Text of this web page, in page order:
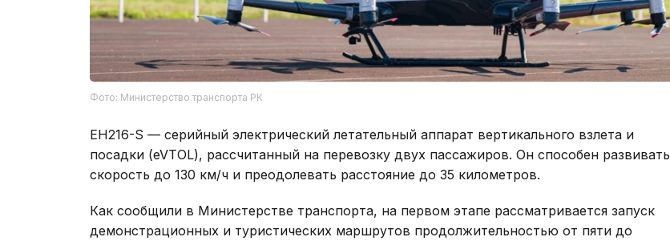
Фото: Министерство транспорта РК
EH216-S — серийный электрический летательный аппарат вертикального взлета и
посадки (eVTOL), рассчитанный на перевозку двух пассажиров. Он способен развивать
скорость до 130 км/ч и преодолевать расстояние до 35 километров.
Как сообщили в Министерстве транспорта, на первом этапе рассматривается запуск
демонстрационных и туристических маршрутов продолжительностью от пяти до